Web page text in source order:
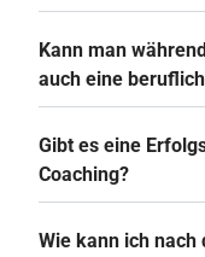
Kann man
auch eine
Gibt es eine
Coaching?
Wie kann ich nach